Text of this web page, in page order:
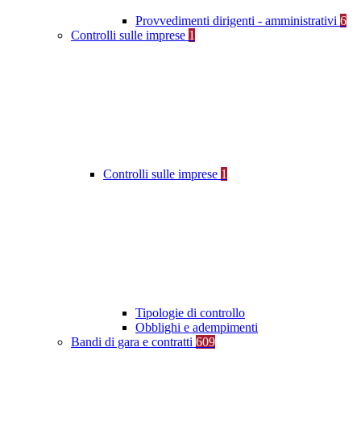
Provvedimenti dirigenti - amministrativi 6
Controlli sulle imprese 1
Controlli sulle imprese 1
Tipologie di controllo
Obblighi e adempimenti
Bandi di gara e contratti 609